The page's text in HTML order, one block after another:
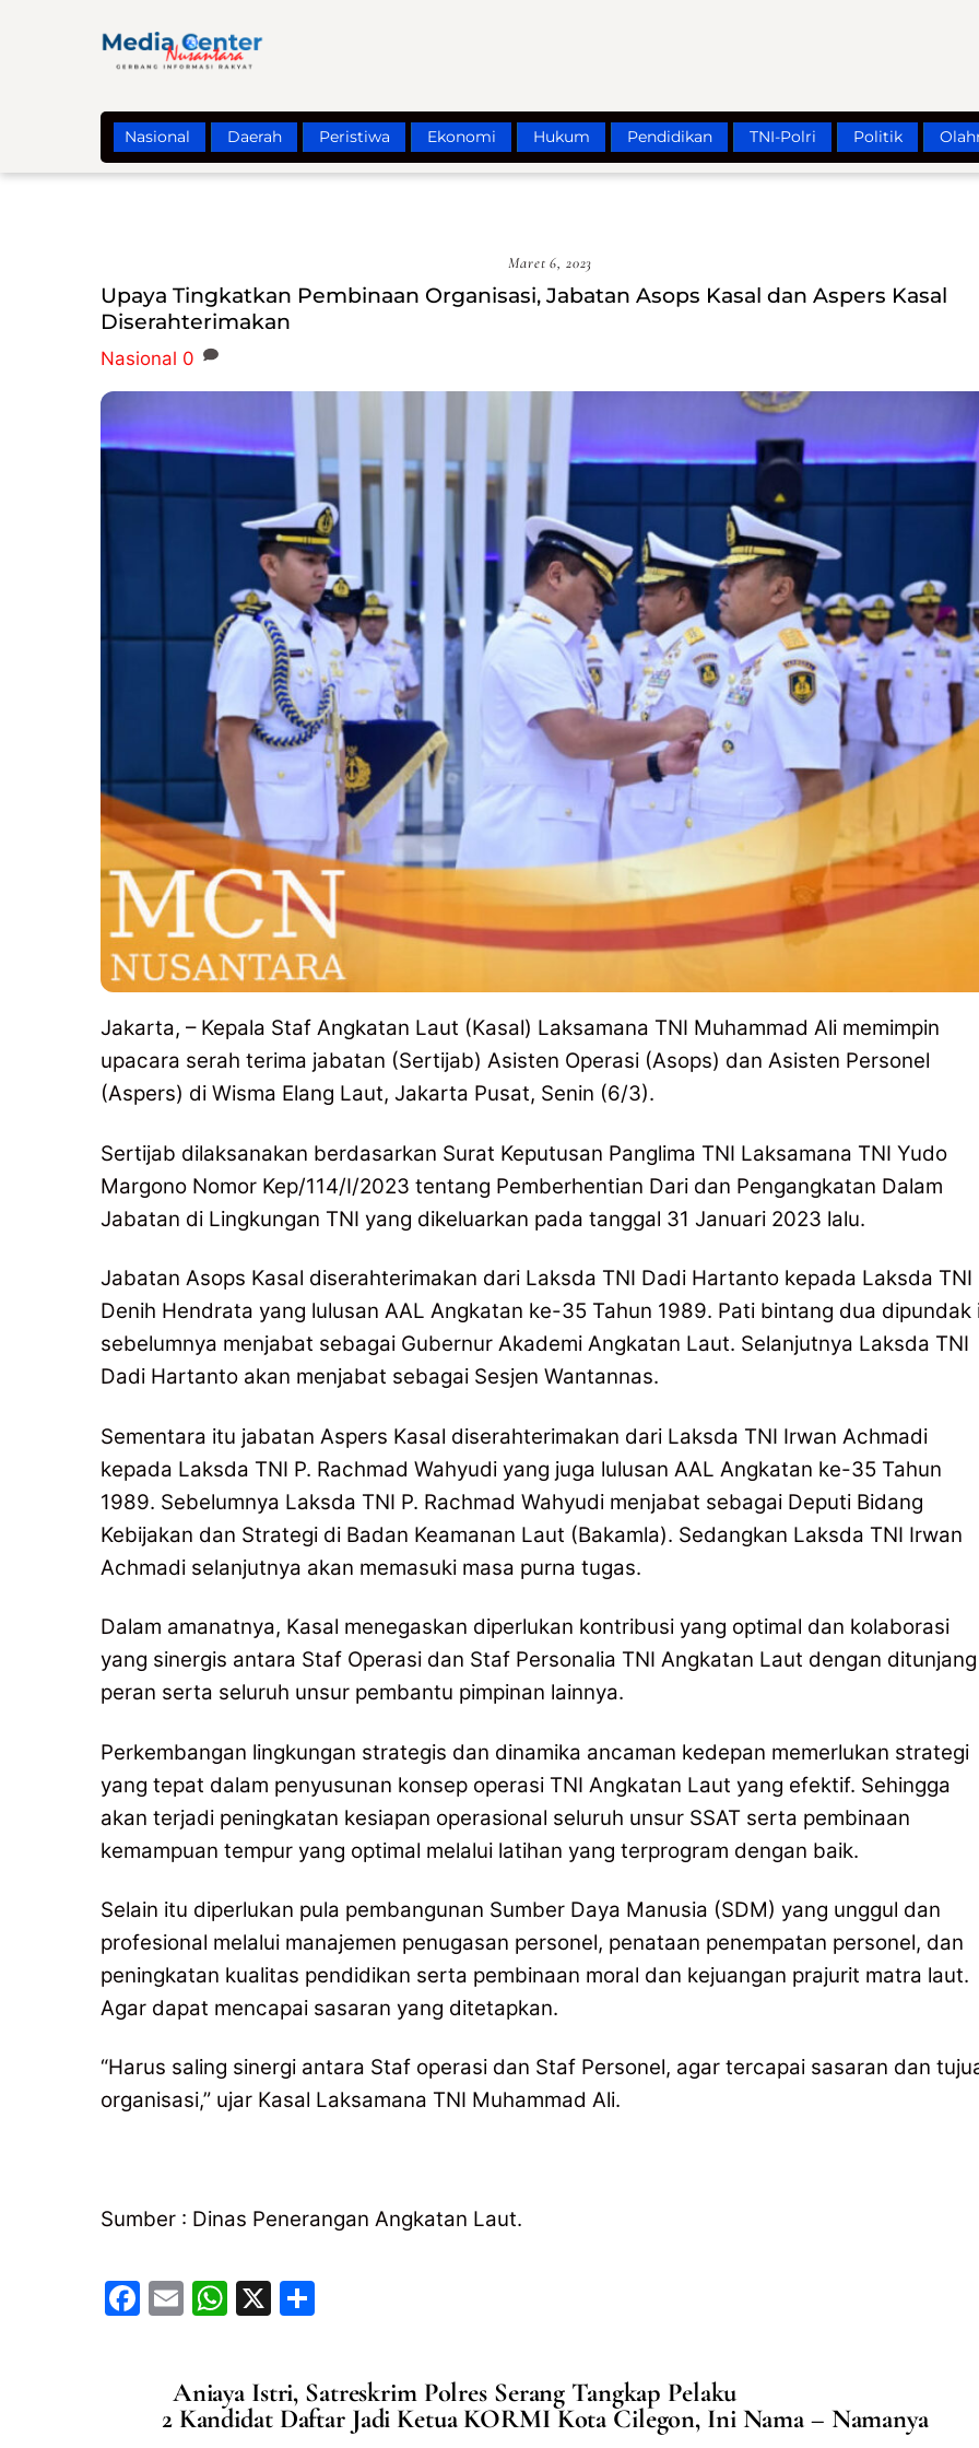
Nasional Daerah Peristiwa Ekonomi Hukum Pendidikan TNI-Polri Politik
Maret 6, 2023
Upaya Tingkatkan Pembinaan Organisasi, Jabatan Asops Kasal dan Aspers Kasal
Diserahterimakan
Nasional 0
Jakarta, – Kepala Staf Angkatan Laut (Kasal) Laksamana TNI Muhammad Ali memimpin
upacara serah terima jabatan (Sertijab) Asisten Operasi (Asops) dan Asisten Personel
(Aspers) di Wisma Elang Laut, Jakarta Pusat, Senin (6/3).
Sertijab dilaksanakan berdasarkan Surat Keputusan Panglima TNI Laksamana TNI Yudo
Margono Nomor Kep/114/I/2023 tentang Pemberhentian Dari dan Pengangkatan Dalam
Jabatan di Lingkungan TNI yang dikeluarkan pada tanggal 31 Januari 2023 lalu.
Jabatan Asops Kasal diserahterimakan dari Laksda TNI Dadi Hartanto kepada Laksda TNI
Denih Hendrata yang lulusan AAL Angkatan ke-35 Tahun 1989. Pati bintang dua dipundak
sebelumnya menjabat sebagai Gubernur Akademi Angkatan Laut. Selanjutnya Laksda TNI
Dadi Hartanto akan menjabat sebagai Sesjen Wantannas.
Sementara itu jabatan Aspers Kasal diserahterimakan dari Laksda TNI Irwan Achmadi
kepada Laksda TNI P. Rachmad Wahyudi yang juga lulusan AAL Angkatan ke-35 Tahun
1989. Sebelumnya Laksda TNI P. Rachmad Wahyudi menjabat sebagai Deputi Bidang
Kebijakan dan Strategi di Badan Keamanan Laut (Bakamla). Sedangkan Laksda TNI Irwan
Achmadi selanjutnya akan memasuki masa purna tugas.
Dalam amanatnya, Kasal menegaskan diperlukan kontribusi yang optimal dan kolaborasi
yang sinergis antara Staf Operasi dan Staf Personalia TNI Angkatan Laut dengan ditunjang
peran serta seluruh unsur pembantu pimpinan lainnya.
Perkembangan lingkungan strategis dan dinamika ancaman kedepan memerlukan strategi
yang tepat dalam penyusunan konsep operasi TNI Angkatan Laut yang efektif. Sehingga
akan terjadi peningkatan kesiapan operasional seluruh unsur SSAT serta pembinaan
kemampuan tempur yang optimal melalui latihan yang terprogram dengan baik.
Selain itu diperlukan pula pembangunan Sumber Daya Manusia (SDM) yang unggul dan
profesional melalui manajemen penugasan personel, penataan penempatan personel, dan
peningkatan kualitas pendidikan serta pembinaan moral dan kejuangan prajurit matra laut.
Agar dapat mencapai sasaran yang ditetapkan.
“Harus saling sinergi antara Staf operasi dan Staf Personel, agar tercapai sasaran dan
organisasi,” ujar Kasal Laksamana TNI Muhammad Ali.
Sumber : Dinas Penerangan Angkatan Laut.
F
E
l
W
s
A
X
e
Aniaya Istri, Satreskrim Polres Serang Tangkap Pelaku
2 Kandidat Daftar Jadi Ketua KORMI Kota Cilegon, Ini Nama – Namanya